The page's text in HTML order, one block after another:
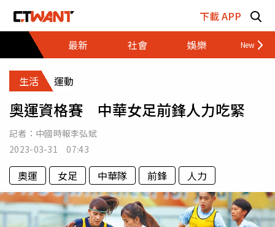
下載 APP
最新
社會 娛樂 財經
生活 運動
奧運資格賽 中華女足前鋒人力吃緊
記者： 中國時報李弘斌
2023-03-31 07:43
奧運 女足 中華隊 前鋒 人力